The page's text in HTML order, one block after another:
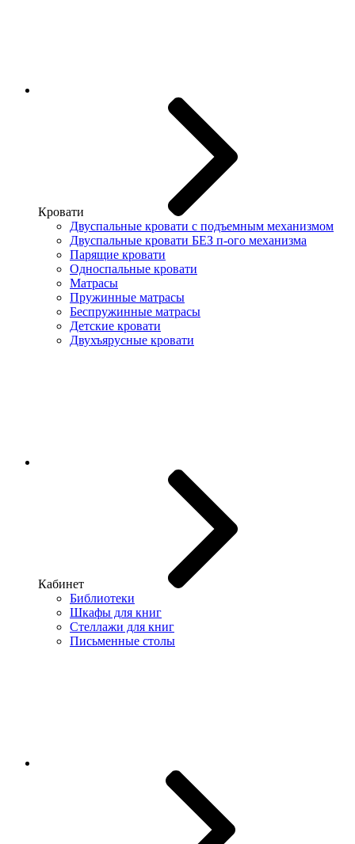
Кровати
Двуспальные кровати с подъемным механизмом
Двуспальные кровати БЕЗ п-ого механизма
Парящие кровати
Односпальные кровати
Матрасы
Пружинные матрасы
Беспружинные матрасы
Детские кровати
Двухъярусные кровати
Кабинет
Библиотеки
Шкафы для книг
Стеллажи для книг
Письменные столы